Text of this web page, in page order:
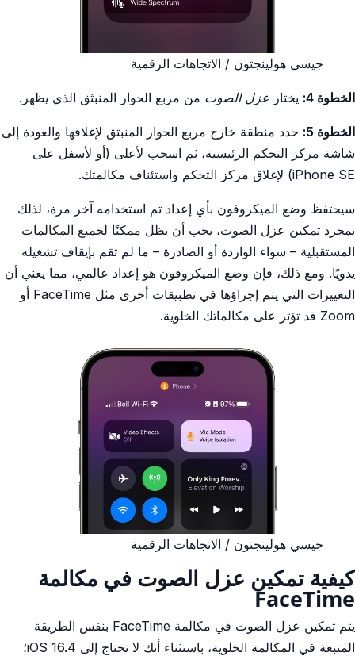
جيسي هولينجتون / الاتجاهات الرقمية
الخطوة 4: يختار عزل الصوت من مربع الحوار المنبثق الذي يظهر.
الخطوة 5:
حدد منطقة خارج مربع الحوار المنبثق لإغلاقها والعودة إلى
شاشة مركز التحكم الرئيسية، ثم اسحب لأعلى (أو لأسفل على
iPhone SE) لإغلاق مركز التحكم واستئناف مكالمتك.
سيحتفظ وضع الميكروفون بأي إعداد تم استخدامه آخر مرة، لذلك
بمجرد تمكين عزل الصوت، يجب أن يظل ممكنًا لجميع المكالمات
المستقبلية – سواء الواردة أو الصادرة – ما لم تقم بإيقاف تشغيله
يدويًا. ومع ذلك، فإن وضع الميكروفون هو إعداد عالمي، مما يعني أن
التغييرات التي يتم إجراؤها في تطبيقات أخرى مثل FaceTime أو
Zoom قد تؤثر على مكالماتك الخلوية.
جيسي هولينجتون / الاتجاهات الرقمية
كيفية تمكين عزل الصوت في مكالمة
FaceTime
يتم تمكين عزل الصوت في مكالمة FaceTime بنفس الطريقة
المتبعة في المكالمة الخلوية، باستثناء أنك لا تحتاج إلى iOS 16.4؛